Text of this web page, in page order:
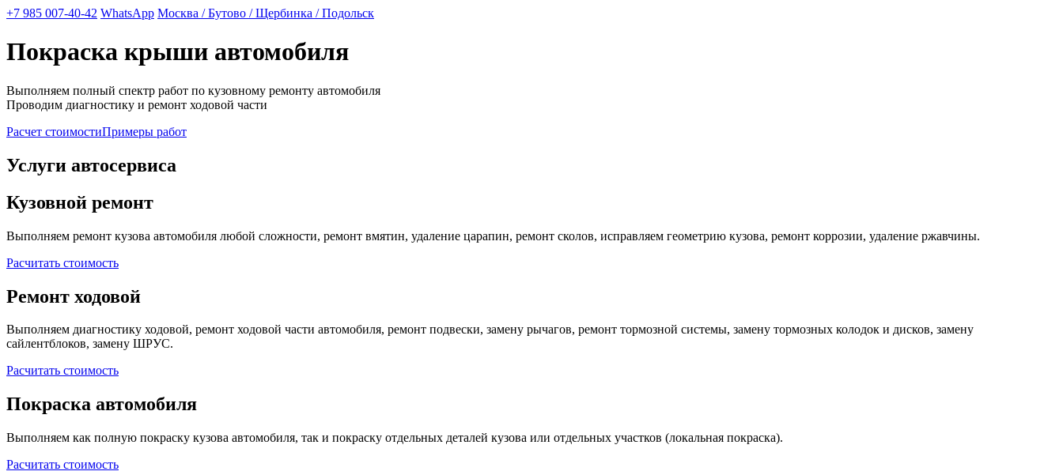
+7 985 007-40-42 WhatsApp Москва / Бутово / Щербинка / Подольск
Покраска крыши автомобиля
Выполняем полный спектр работ по кузовному ремонту автомобиля
Проводим диагностику и ремонт ходовой части
Расчет стоимостиПримеры работ
Услуги автосервиса
Кузовной ремонт
Выполняем ремонт кузова автомобиля любой сложности, ремонт вмятин, удаление царапин, ремонт сколов, исправляем геометрию кузова, ремонт коррозии, удаление ржавчины.
Расчитать стоимость
Ремонт ходовой
Выполняем диагностику ходовой, ремонт ходовой части автомобиля, ремонт подвески, замену рычагов, ремонт тормозной системы, замену тормозных колодок и дисков, замену
сайлентблоков, замену ШРУС.
Расчитать стоимость
Покраска автомобиля
Выполняем как полную покраску кузова автомобиля, так и покраску отдельных деталей кузова или отдельных участков (локальная покраска).
Расчитать стоимость